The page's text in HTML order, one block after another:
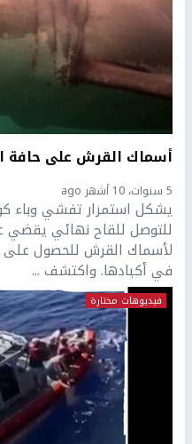
أسماك القرش على حافة
5 سنوات، 10 أشهر ago
للتوصل للقاح نهائي يقضي
لأسماك القرش للحصول على
في أكبادها. واكتشف ...
فيديوهات مختارة